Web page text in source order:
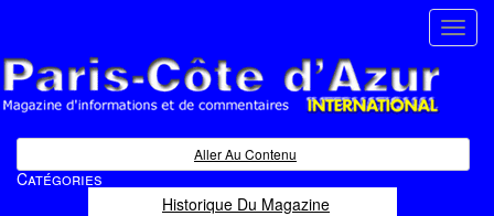
Magazine d'informations et de commentaires
Aller Au Contenu
Catégories
Historique Du Magazine